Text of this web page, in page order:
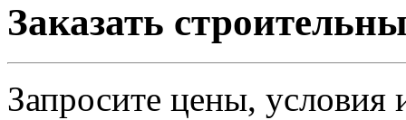
Заказать
Запросите цены, условия